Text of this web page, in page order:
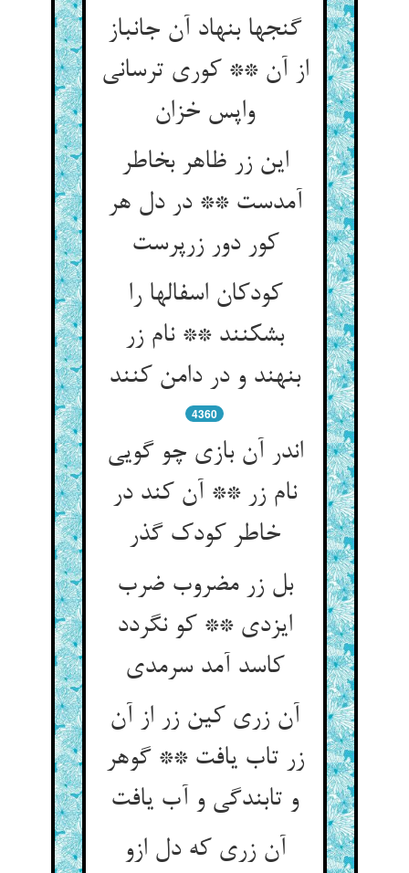
گنجها بنهاد آن جانباز
از آن ** کوری ترسانی
واپس خزان
این زر ظاهر بخاطر
آمدست ** در دل هر
کور دور زرپرست
کودکان اسفالها را
بشکنند ** نام زر
بنهند و در دامن کنند
4360
اندر آن بازی چو گویی
نام زر ** آن کند در
خاطر کودک گذر
بل زر مضروب ضرب
ایزدی ** کو نگردد
کاسد آمد سرمدی
آن زری کین زر از آن
زر تاب یافت ** گوهر
و تابندگی و آب یافت
آن زری که دل ازو